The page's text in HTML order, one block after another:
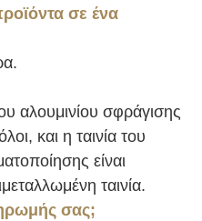
σε ένα
αλουμινίου σφράγισης
και η ταινία του
είναι
ταινία.
σας;